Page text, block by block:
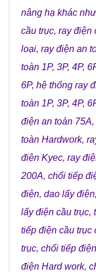
nâng hạ khác
cầu trục, ray điện
loại, ray điện an
toàn 1P, 3P, 4P,
6P, hệ thống ray
toàn 1P, 3P, 4P,
điện an toàn 75A,
toàn Hardwork,
điện Kyec, ray
200A, chổi tiếp
điện, dao lấy điện,
lấy điện cầu trục,
tiếp điện cầu trục
trục, chổi tiếp
điện Hard work,